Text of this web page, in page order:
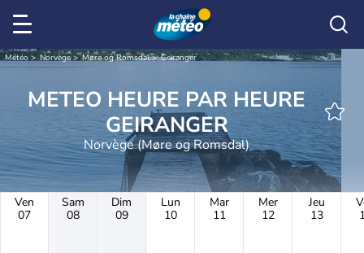
Météo Norvège Møre og Romsdal Geiranger
METEO HEURE PAR HEURE
GEIRANGER
Norvège (Møre og Romsdal)
Ven
07
Sam
08
Dim
09
Lun
10
Mar
11
Mer
12
Jeu
13